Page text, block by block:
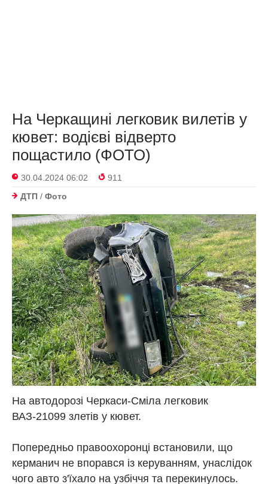
На Черкащині легковик вилетів у
кювет: водієві відверто
пощастило (ФОТО)
30.04.2024 06:02
911
ДТП / Фото
На автодорозі Черкаси-Сміла легковик
ВАЗ-21099 злетів у кювет.
Попередньо правоохоронці встановили, що
керманич не впорався із керуванням, унаслідок
чого авто з'їхало на узбіччя та перекинулось.